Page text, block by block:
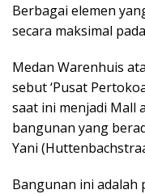
Berbagai elemen
secara maksimal
Medan Warenhuis
sebut ‘Pusat
saat ini menjadi Mall
bangunan yang
Yani
Bangunan ini